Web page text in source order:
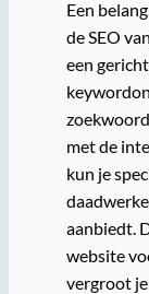
Een
de SEO
een
met de
kun je
aanbiedt.
website
vergroot